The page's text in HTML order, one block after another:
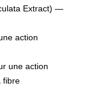
Extract) —
action
une action
fibre